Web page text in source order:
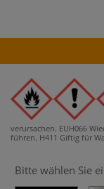
verursachen. EUH066
führen. H411 Giftig für
Bitte wählen Sie